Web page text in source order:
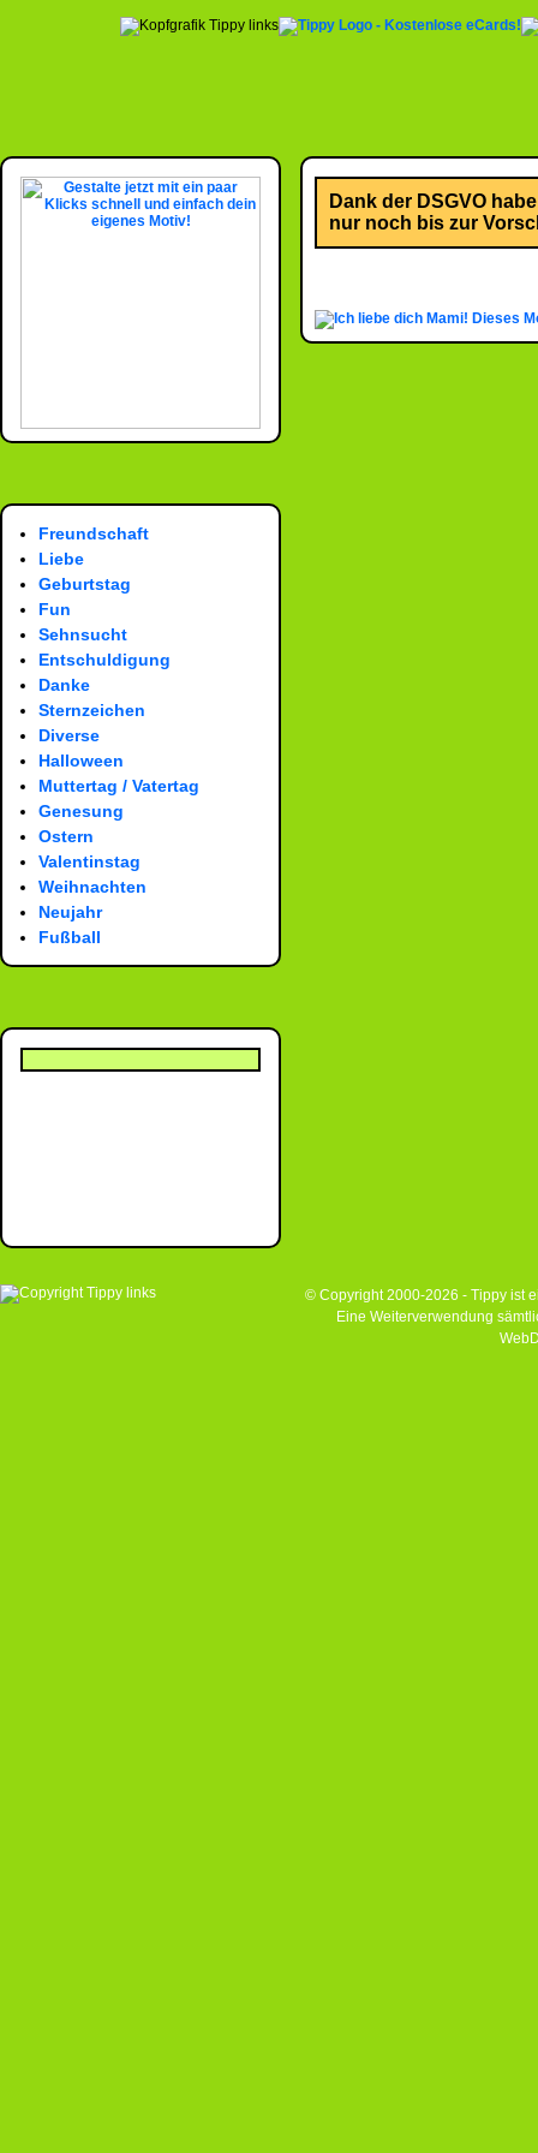
Freundschaft
Liebe
Geburtstag
Fun
Sehnsucht
Entschuldigung
Danke
Sternzeichen
Diverse
Halloween
Muttertag / Vatertag
Genesung
Ostern
Valentinstag
Weihnachten
Neujahr
Fußball
Dank der DSGVO
nur noch bis zur
Dieses
© Copyright 2000-2026 - Tippy ist
Eine Weiterverwendung